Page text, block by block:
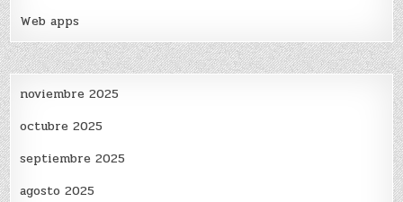
Web apps
noviembre 2025
octubre 2025
septiembre 2025
agosto 2025